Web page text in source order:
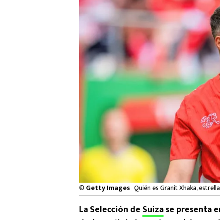
© Getty Images Quién es Granit Xhaka,
La Selección de Suizase presenta